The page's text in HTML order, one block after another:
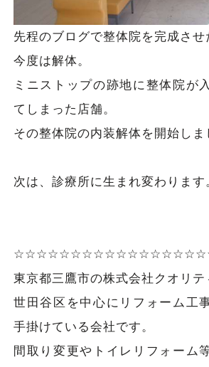
先程のブログで整体院を完成させ
今度は解体。
ミニストップの跡地に整体院が
てしまった店舗。
その整体院の内装解体を開始しま
次は、診療所に生まれ変わります
東京都三鷹市の株式会社クオリテ
世田谷区を中心にリフォーム工
手掛けている会社です。
間取り変更やトイレリフォーム